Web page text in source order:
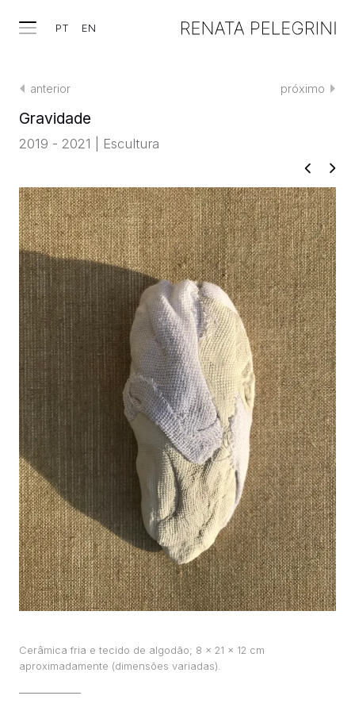
PT EN
TRABALHOS
EXPOSIÇÕES
PROJETOS
TEXTOS
SOBRE
CLIPPING
anterior próximo
Gravidade
2019 - 2021 | Escultura
Cerâmica fria e tecido de algodão; 8 x 21 x 12 cm
aproximadamente (dimensões variadas).